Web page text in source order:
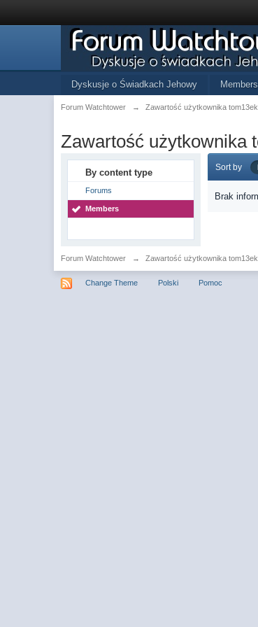
Dyskusje o Świadkach Jehowy Members
Forum Watchtower → Zawartość użytkownika tom13ek
Zawartość użytkownika
By content type
Forums
Members
Sort by
Brak
Forum Watchtower → Zawartość użytkownika tom13ek
Change Theme Polski Pomoc